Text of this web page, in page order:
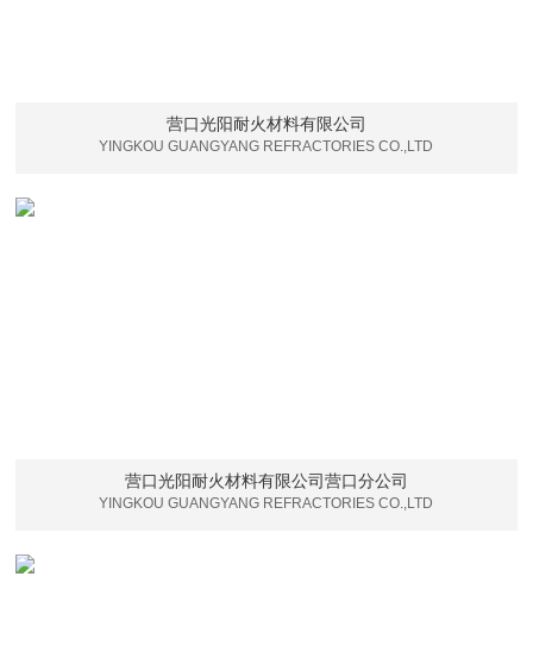
营口光阳耐火材料有限公司
YINGKOU GUANGYANG REFRACTORIES CO.,LTD
营口光阳耐火材料有限公司营口分公司
YINGKOU GUANGYANG REFRACTORIES CO.,LTD